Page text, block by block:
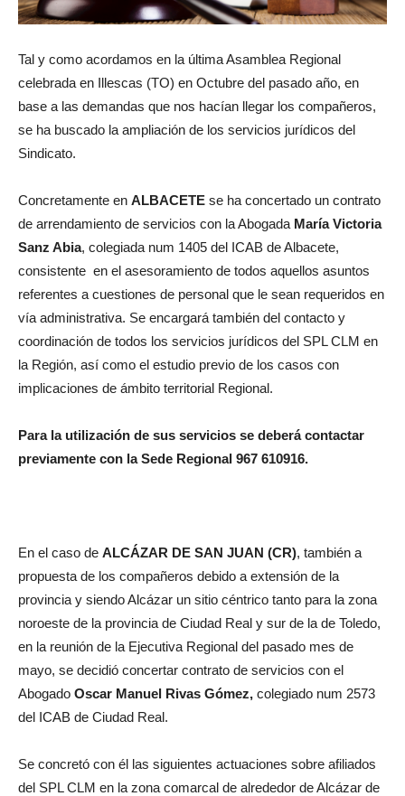
Tal y como acordamos en la última Asamblea Regional
celebrada en Illescas (TO) en Octubre del pasado año, en
base a las demandas que nos hacían llegar los compañeros,
se ha buscado la ampliación de los servicios jurídicos del
Sindicato.
Concretamente en ALBACETE se ha concertado un contrato
de arrendamiento de servicios con la Abogada María Victoria
Sanz Abia, colegiada num 1405 del ICAB de Albacete,
consistente en el asesoramiento de todos aquellos asuntos
referentes a cuestiones de personal que le sean requeridos en
vía administrativa. Se encargará también del contacto y
coordinación de todos los servicios jurídicos del SPL CLM en
la Región, así como el estudio previo de los casos con
implicaciones de ámbito territorial Regional.
Para la utilización de sus servicios se deberá contactar
previamente con la Sede Regional 967 610916.
En el caso de ALCÁZAR DE SAN JUAN (CR), también a
propuesta de los compañeros debido a extensión de la
provincia y siendo Alcázar un sitio céntrico tanto para la zona
noroeste de la provincia de Ciudad Real y sur de la de Toledo,
en la reunión de la Ejecutiva Regional del pasado mes de
mayo, se decidió concertar contrato de servicios con el
Abogado Oscar Manuel Rivas Gómez, colegiado num 2573
del ICAB de Ciudad Real.
Se concretó con él las siguientes actuaciones sobre afiliados
del SPL CLM en la zona comarcal de alrededor de Alcázar de